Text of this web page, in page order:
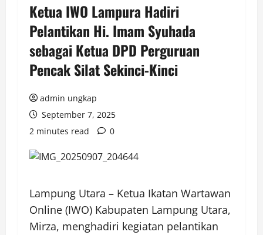
Ketua IWO Lampura Hadiri
Pelantikan Hi. Imam Syuhada
sebagai Ketua DPD Perguruan
Pencak Silat Sekinci-Kinci
admin ungkap
September 7, 2025
2 minutes read
0
Lampung Utara – Ketua Ikatan Wartawan
Online (IWO) Kabupaten Lampung Utara,
Mirza, menghadiri kegiatan pelantikan